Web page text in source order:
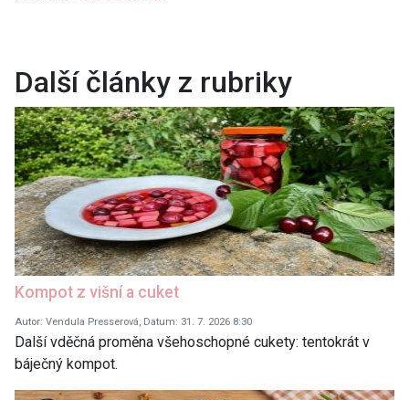
Další články z rubriky
Kompot z višní a cuket
Autor: Vendula Presserová, Datum: 31. 7. 2026 8:30
Další vděčná proměna všehoschopné cukety: tentokrát v
báječný kompot.